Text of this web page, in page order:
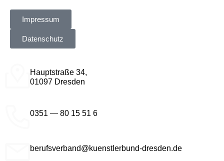
Impressum
Datenschutz
Hauptstraße 34,
01097 Dresden
0351 — 80 15 51 6
berufsverband@kuenstlerbund-dresden.de